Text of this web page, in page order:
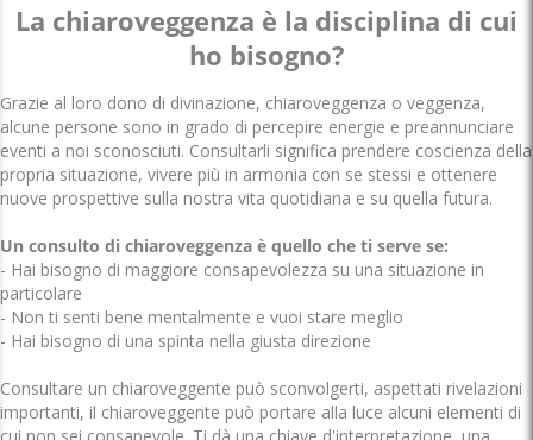
La chiaroveggenza è la disciplina di cui
ho bisogno?
Grazie al loro dono di divinazione, chiaroveggenza o veggenza,
alcune persone sono in grado di percepire energie e preannunciare
eventi a noi sconosciuti. Consultarli significa prendere coscienza della
propria situazione, vivere più in armonia con se stessi e ottenere
nuove prospettive sulla nostra vita quotidiana e su quella futura.
Un consulto di chiaroveggenza è quello che ti serve se:
- Hai bisogno di maggiore consapevolezza su una situazione in
particolare
- Non ti senti bene mentalmente e vuoi stare meglio
- Hai bisogno di una spinta nella giusta direzione
Consultare un chiaroveggente può sconvolgerti, aspettati rivelazioni
importanti, il chiaroveggente può portare alla luce alcuni elementi di